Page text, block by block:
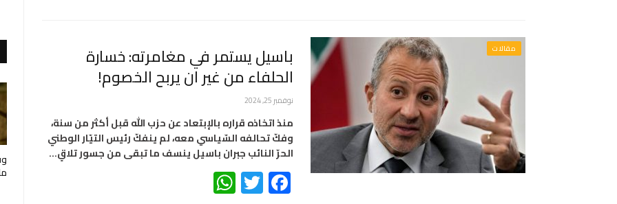
مقالات باسيل يستمر في مغامرته: خسارة
الحلفاء من غير ان يربح الخصوم!
نوفمبر 25, 2024
منذ اتخاذه قراره بالإبتعاد عن حزب الله قبل أكثر من سنة،
وفكّ تحالفه السّياسي معه، لم ينفكّ رئيس التيّار الوطني
الحرّ النائب جبران باسيل ينسف ما تبقى من جسور تلاقٍ…
Facebook
Twitter